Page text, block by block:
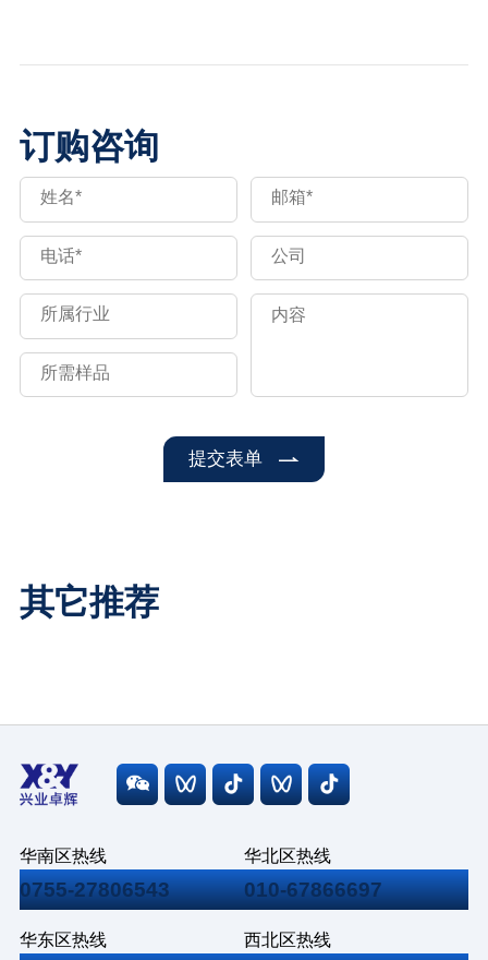
订购咨询
提交表单
其它推荐
华南区热线
0755-27806543
华北区热线
010-67866697
华东区热线 西北区热线